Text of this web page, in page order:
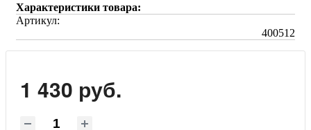
Характеристики товара:
Артикул:
400512
1 430 руб.